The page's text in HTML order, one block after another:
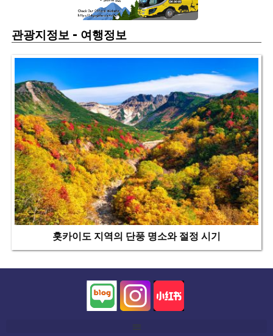
관광지정보- 여행정보
홋카이도 지역의 단풍 명소와 절정 시기